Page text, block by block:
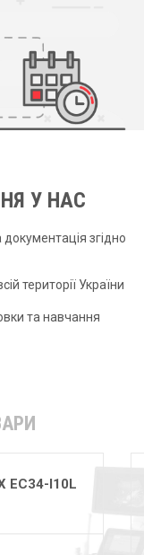
У НАС
згідно
території України
та навчання
EC34-I10L